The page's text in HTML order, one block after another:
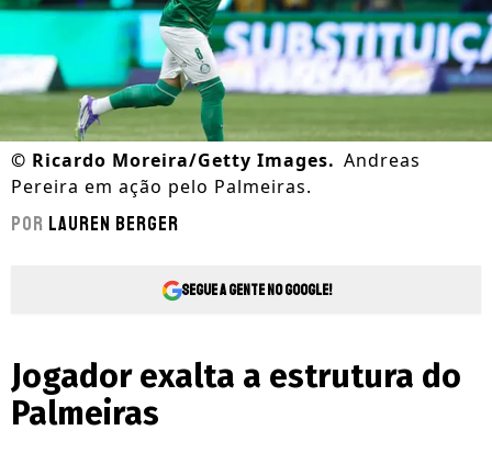
© Ricardo Moreira/Getty Images. Andreas
Pereira em ação pelo Palmeiras.
Por Lauren Berger
Segue a gente no Google!
Jogador exalta a estrutura do
Palmeiras